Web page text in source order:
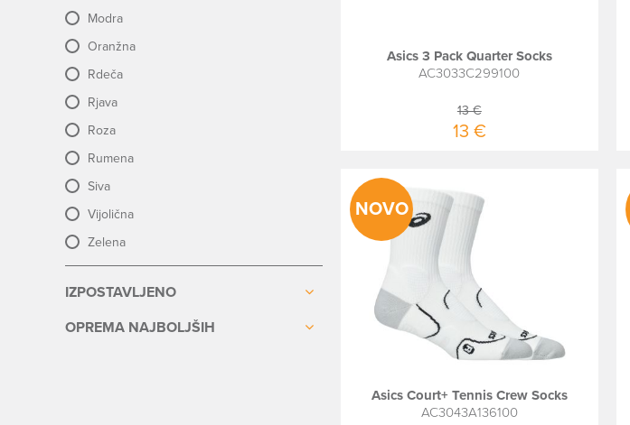
Modra
Oranžna
Rdeča
Rjava
Roza
Rumena
Siva
Vijolična
Zelena
IZPOSTAVLJENO
OPREMA NAJBOLJŠIH
Asics 3 Pack Quarter Socks
AC3033C299100
13 €
13 €
NOVO
Asics Court+ Tennis Crew Socks
AC3043A136100